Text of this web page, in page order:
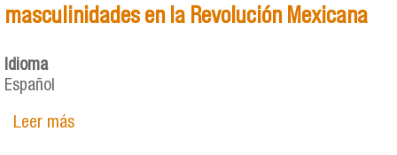
masculinidades en la Revolución Mexicana
Idioma
Español
Leer mássobre Pancho Villa, el Centauro del Norte: un